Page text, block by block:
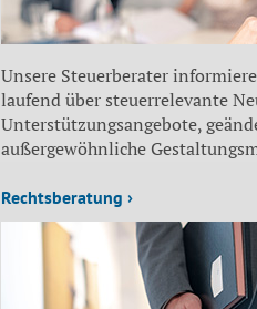
Unsere Steuerberater
laufend über steuerrelevante
Unterstützungsangebote,
außergewöhnliche
Rechtsberatung ›